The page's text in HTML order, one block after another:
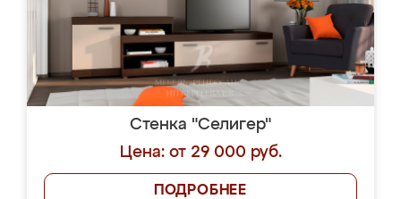
Стенка "Селигер"
Цена: от 29 000 руб.
ПОДРОБНЕЕ